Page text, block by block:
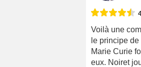
Voilà une
le principe
Marie Curie
eux. Noiret